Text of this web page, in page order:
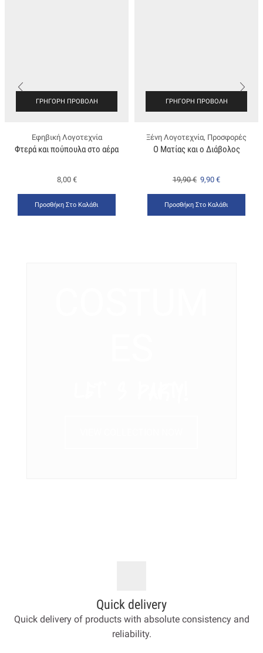
ΓΡΉΓΟΡΗ ΠΡΟΒΟΛΉ
Εφηβική Λογοτεχνία
Φτερά και πούπουλα στο αέρα
8,00 €
Προσθήκη Στο Καλάθι
ΓΡΉΓΟΡΗ ΠΡΟΒΟΛΉ
Ξένη Λογοτεχνία, Προσφορές
Ο Ματίας και ο Διάβολος
19,90€ 9,90 €
Προσθήκη Στο Καλάθι
Quick delivery
Quick delivery of products with absolute consistency and
reliability.